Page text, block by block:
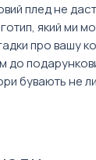
плед не
який ми
про вашу
до
бувають не